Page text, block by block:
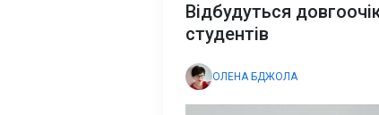
Відбудуться
студентів
ОЛЕНА БДЖОЛА